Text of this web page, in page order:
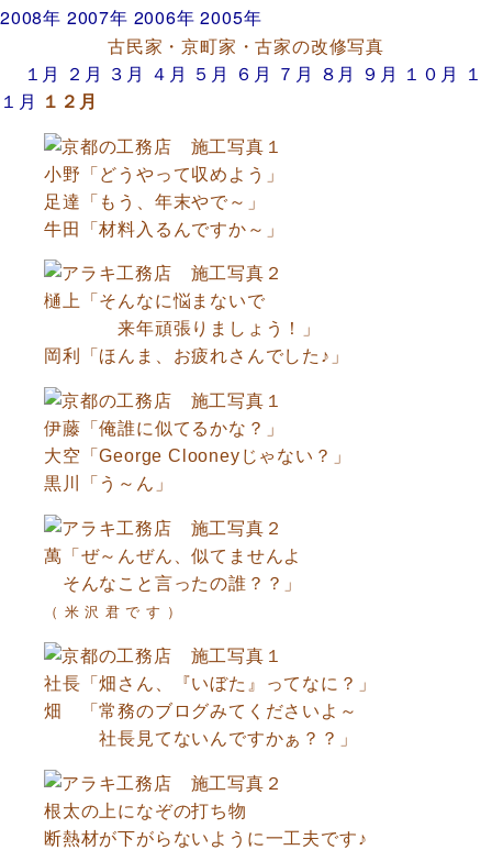
2008年 2007年 2006年 2005年
古民家・京町家・古家の改修写真
１月
２月 ３月 ４月 ５月 ６月 ７月 ８月 ９月 １０月
１
１月
１２月
小野「どうやって収めよう」
足達「もう、年末やで～」
牛田「材料入るんですか～」
樋上「そんなに悩まないで
来年頑張りましょう！」
岡利「ほんま、お疲れさんでした♪」
伊藤「俺誰に似てるかな？」
大空「George Clooneyじゃない？」
黒川「う～ん」
萬「ぜ～んぜん、似てませんよ
そんなこと言ったの誰？？」
（ 米 沢 君 で す ）
社長「畑さん、『いぼた』ってなに？」
畑 「常務のブログみてくださいよ～
社長見てないんですかぁ？？」
根太の上になぞの打ち物
断熱材が下がらないように一工夫です♪